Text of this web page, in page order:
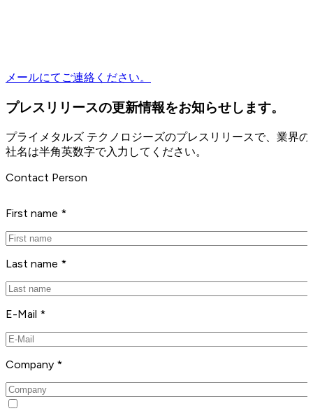
メールにてご連絡ください。
プレスリリースの更新情報をお知らせします。
プライメタルズ テクノロジーズのプレスリリースで、業界
社名は半角英数字で入力してください。
Contact Person
First name *
Last name *
E-Mail *
Company *